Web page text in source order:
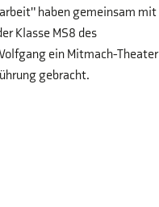
haben gemeinsam mit
Klasse MS8 des
ein Mitmach-Theater
gebracht.